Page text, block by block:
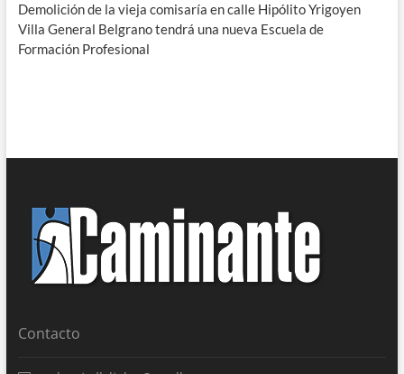
Demolición de la vieja comisaría en calle Hipólito Yrigoyen
Villa General Belgrano tendrá una nueva Escuela de
Formación Profesional
Contacto